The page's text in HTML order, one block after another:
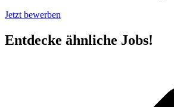
Jetzt bewerben
Entdecke ähnliche Jobs!